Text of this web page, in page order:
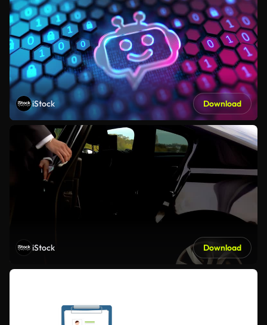
iStock Download
iStock Download